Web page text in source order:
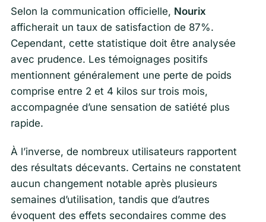
Selon la communication officielle, Nourix
afficherait un taux de satisfaction de 87%.
Cependant, cette statistique doit être analysée
avec prudence. Les témoignages positifs
mentionnent généralement une perte de poids
comprise entre 2 et 4 kilos sur trois mois,
accompagnée d’une sensation de satiété plus
rapide.
À l’inverse, de nombreux utilisateurs rapportent
des résultats décevants. Certains ne constatent
aucun changement notable après plusieurs
semaines d’utilisation, tandis que d’autres
évoquent des effets secondaires comme des